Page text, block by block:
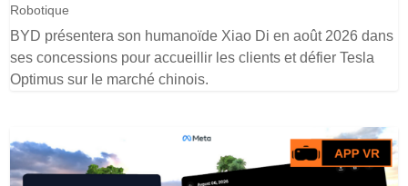
Robotique
BYD présentera son humanoïde Xiao Di en août 2026 dans
ses concessions pour accueillir les clients et défier Tesla
Optimus sur le marché chinois.